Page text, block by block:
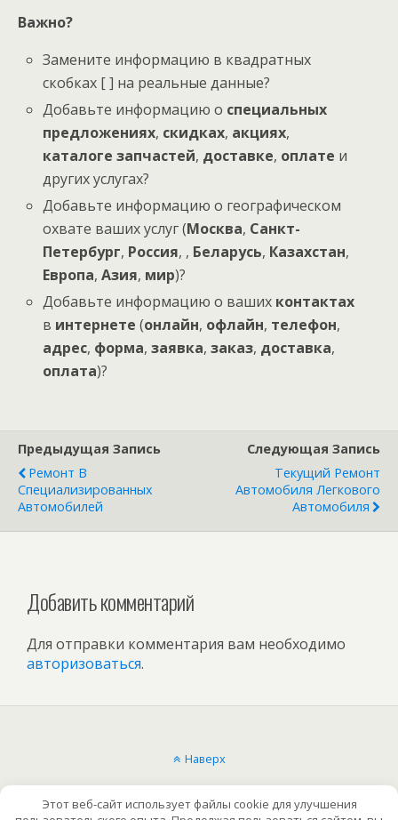
Важно?
Замените информацию в квадратных
скобках [ ] на реальные данные?
Добавьте информацию о специальных
предложениях, скидках, акциях,
каталоге запчастей, доставке, оплате и
других услугах?
Добавьте информацию о географическом
охвате ваших услуг (Москва, Санкт-
Петербург, Россия, , Беларусь, Казахстан,
Европа,Азия, мир)?
Добавьте информацию о ваших контактах
в интернете (онлайн, офлайн, телефон,
адрес, форма,заявка,заказ, доставка,
оплата)?
Предыдущая Запись
Ремонт В
Специализированных
Автомобилей
Следующая Запись
Текущий Ремонт
Автомобиля Легкового
Автомобиля
Добавить комментарий
Для отправки комментария вам необходимо
авторизоваться.
Наверх
Мобильн. Компьютерная
Этот веб-сайт использует файлы cookie для улучшения